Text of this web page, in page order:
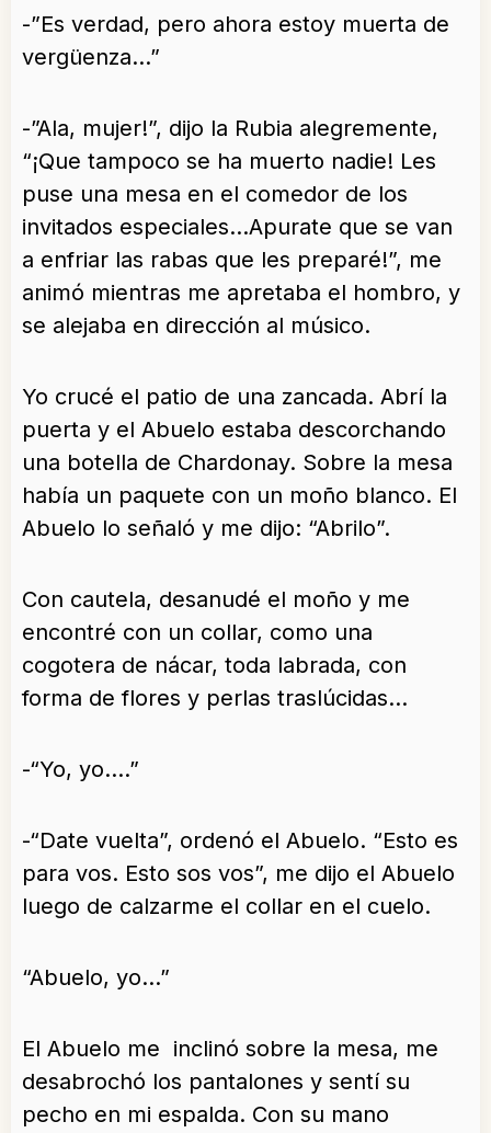
-”Es verdad, pero ahora estoy muerta de
vergüenza…”
-”Ala, mujer!”, dijo la Rubia alegremente,
“¡Que tampoco se ha muerto nadie! Les
puse una mesa en el comedor de los
invitados especiales…Apurate que se van
a enfriar las rabas que les preparé!”, me
animó mientras me apretaba el hombro, y
se alejaba en dirección al músico.
Yo crucé el patio de una zancada. Abrí la
puerta y el Abuelo estaba descorchando
una botella de Chardonay. Sobre la mesa
había un paquete con un moño blanco. El
Abuelo lo señaló y me dijo: “Abrilo”.
Con cautela, desanudé el moño y me
encontré con un collar, como una
cogotera de nácar, toda labrada, con
forma de flores y perlas traslúcidas…
-“Yo, yo….”
-“Date vuelta”, ordenó el Abuelo. “Esto es
para vos. Esto sos vos”, me dijo el Abuelo
luego de calzarme el collar en el cuelo.
“Abuelo, yo…”
El Abuelo me inclinó sobre la mesa, me
desabrochó los pantalones y sentí su
pecho en mi espalda. Con su mano